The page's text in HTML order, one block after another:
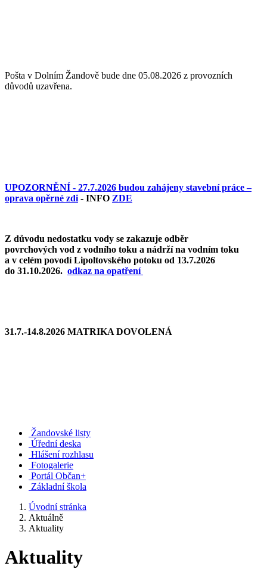
Pošta v Dolním Žandově bude dne 05.08.2026 z provozních
důvodů uzavřena.
UPOZORNĚNÍ - 27.7.2026 budou zahájeny stavební práce –
oprava opěrné zdi - INFO ZDE
Z důvodu nedostatku vody se zakazuje odběr
povrchových vod z vodního toku a nádrží na vodním toku
a v celém povodí Lipoltovského potoku od 13.7.2026
do 31.10.2026. odkaz na opatření
31.7.-14.8.2026 MATRIKA DOVOLENÁ
Žandovské listy
Úřední deska
Hlášení rozhlasu
Fotogalerie
Portál Občan+
Základní škola
Úvodní stránka
Aktuálně
Aktuality
Aktuality